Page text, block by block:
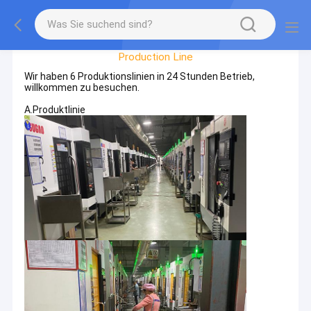
Factory Tour
Production Line
Wir haben 6 Produktionslinien in 24 Stunden Betrieb,
willkommen zu besuchen.
A.Produktlinie